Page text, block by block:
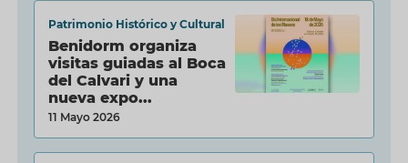
Patrimonio Histórico y Cultural
Benidorm organiza
visitas guiadas al Boca
del Calvari y una
nueva expo...
11 Mayo 2026